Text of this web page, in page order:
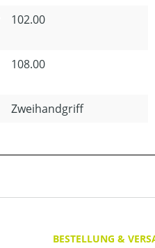
102.00
108.00
Zweihandgriff
BESTELLUNG &